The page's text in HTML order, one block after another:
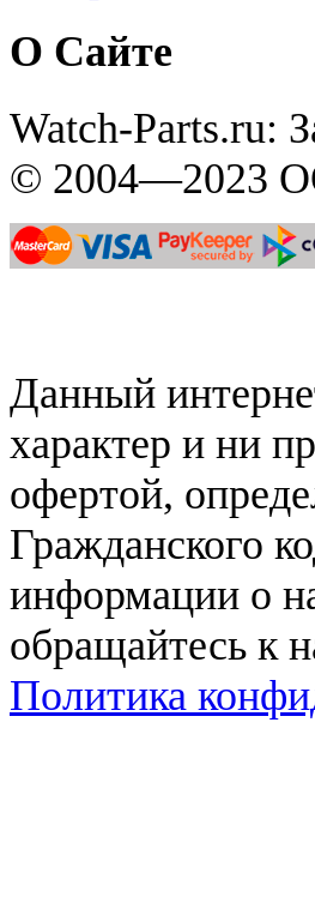
О Сайте
Watch-Parts.ru:
© 2004—2023
Данный
характер и ни
офертой,
Гражданского
информации о
обращайтесь к
Политика